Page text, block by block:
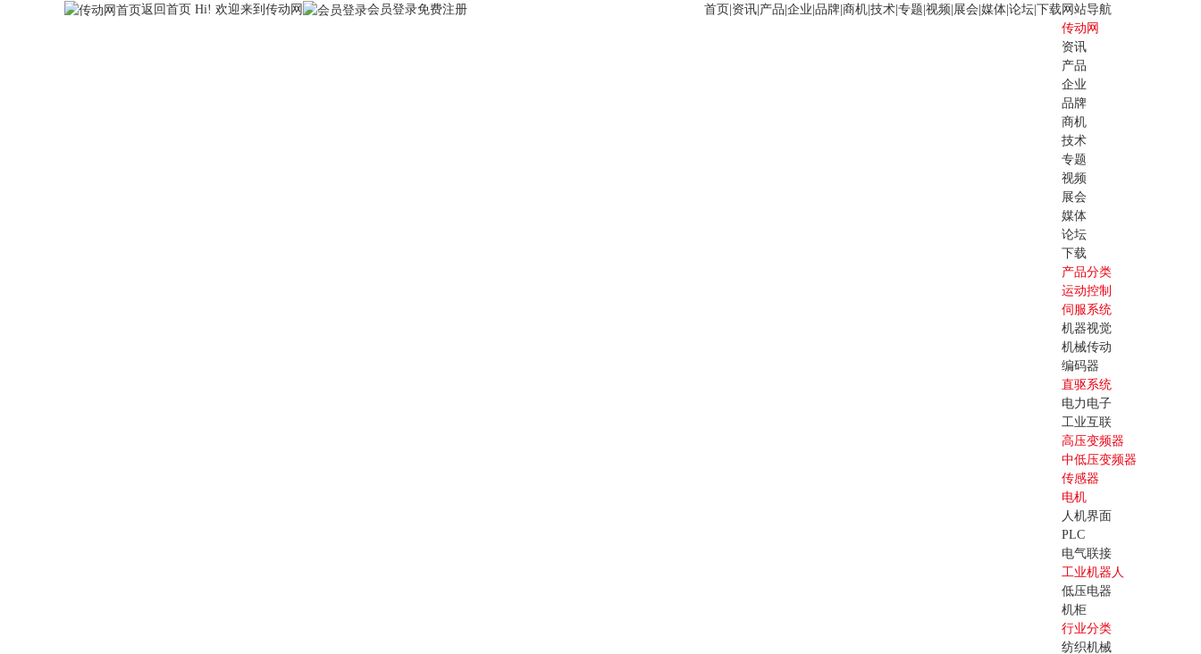
返回首页 Hi! 欢迎来到传动网 会员登录免费注册 首页 资讯 产品 企业 品牌 商机 技术 专题 视频 展会 媒体 论坛 下载网站导航
传动网
资讯
产品
企业
品牌
商机
技术
专题
视频
展会
媒体
论坛
下载
产品分类
运动控制
伺服系统
机器视觉
机械传动
编码器
直驱系统
电力电子
工业互联
高压变频器
中低压变频器
传感器
电机
人机界面
PLC
电气联接
工业机器人
低压电器
机柜
行业分类
纺织机械